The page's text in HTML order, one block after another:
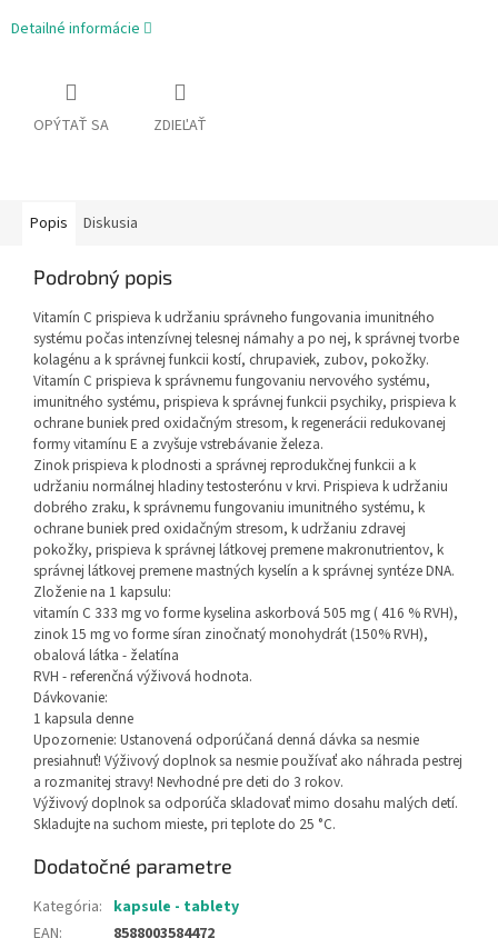
Detailné informácie
OPÝTAŤ SA ZDIEĽAŤ
Popis Diskusia
Podrobný popis
Vitamín C prispieva k udržaniu správneho fungovania imunitného
systému počas intenzívnej telesnej námahy a po nej, k správnej tvorbe
kolagénu a k správnej funkcii kostí, chrupaviek, zubov, pokožky.
Vitamín C prispieva k správnemu fungovaniu nervového systému,
imunitného systému, prispieva k správnej funkcii psychiky, prispieva k
ochrane buniek pred oxidačným stresom, k regenerácii redukovanej
formy vitamínu E a zvyšuje vstrebávanie železa.
Zinok prispieva k plodnosti a správnej reprodukčnej funkcii a k
udržaniu normálnej hladiny testosterónu v krvi. Prispieva k udržaniu
dobrého zraku, k správnemu fungovaniu imunitného systému, k
ochrane buniek pred oxidačným stresom, k udržaniu zdravej
pokožky, prispieva k správnej látkovej premene makronutrientov, k
správnej látkovej premene mastných kyselín a k správnej syntéze DNA.
Zloženie na 1 kapsulu:
vitamín C 333 mg vo forme kyselina askorbová 505 mg ( 416 % RVH),
zinok 15 mg vo forme síran zinočnatý monohydrát (150% RVH),
obalová látka - želatína
RVH - referenčná výživová hodnota.
Dávkovanie:
1 kapsula denne
Upozornenie: Ustanovená odporúčaná denná dávka sa nesmie
presiahnuť! Výživový doplnok sa nesmie používať ako náhrada pestrej
a rozmanitej stravy! Nevhodné pre deti do 3 rokov.
Výživový doplnok sa odporúča skladovať mimo dosahu malých detí.
Skladujte na suchom mieste, pri teplote do 25 °C.
Dodatočné parametre
Kategória: kapsule - tablety